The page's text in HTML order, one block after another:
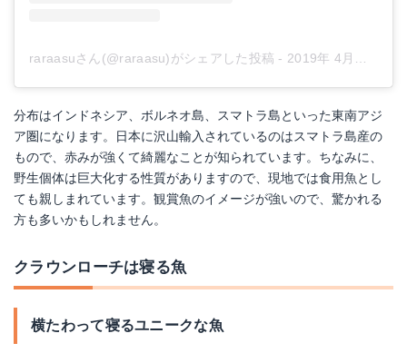
raraasuさん(@raraasu)がシェアした投稿 - 2019年 4月月26日午前5時30分PDT
分布はインドネシア、ボルネオ島、スマトラ島といった東南アジ
ア圏になります。日本に沢山輸入されているのはスマトラ島産の
もので、赤みが強くて綺麗なことが知られています。ちなみに、
野生個体は巨大化する性質がありますので、現地では食用魚とし
ても親しまれています。観賞魚のイメージが強いので、驚かれる
方も多いかもしれません。
クラウンローチは寝る魚
横たわって寝るユニークな魚